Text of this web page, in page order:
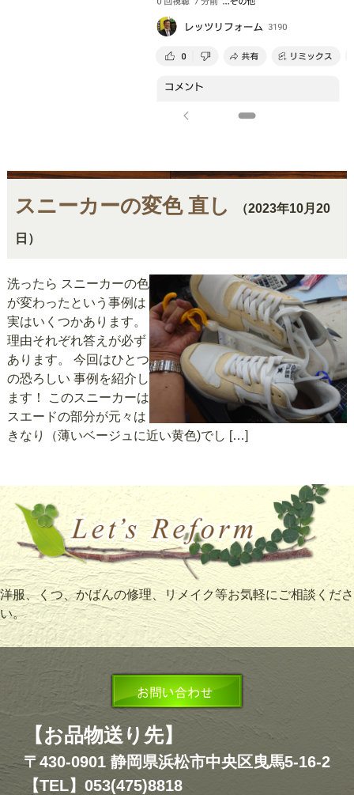
スニーカーの変色 直し （2023年10月20
日）
洗ったら スニーカーの色
が変わったという事例は
実はいくつかあります。
理由それぞれ答えが必ず
あります。 今回はひとつ
の恐ろしい 事例を紹介し
ます！ このスニーカーは
スエードの部分が元々は
きなり（薄いベージュに近い黄色)でし […]
洋服、くつ、かばんの修理、リメイク等お気軽にご相談くださ
い。
【お品物送り先】
〒430-0901 静岡県浜松市中央区曳馬5-16-2
【TEL】053(475)8818